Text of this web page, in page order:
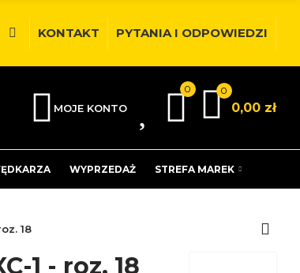
KONTAKT PYTANIA I ODPOWIEDZI
MOJE KONTO
0 0
0,00 zł
WYPRZEDAŻ STREFA MAREK
18
1 - roz. 18